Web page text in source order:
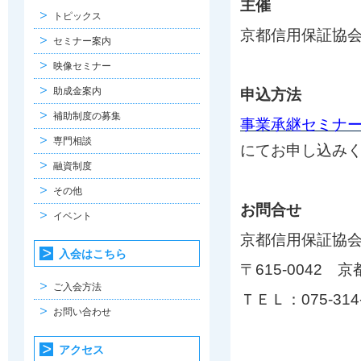
主催
京都信用保証協
申込方法
事業承継セミナ
にてお申し込み
お問合せ
京都信用保証協
〒615-0042 京
ＴＥＬ：075-
トピックス
セミナー案内
映像セミナー
助成金案内
補助制度の募集
専門相談
融資制度
その他
イベント
入会はこちら
ご入会方法
お問い合わせ
アクセス